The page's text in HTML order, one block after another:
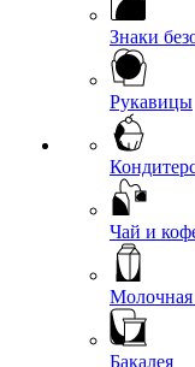
Знаки
Рукавицы
Чай и
Бакалея